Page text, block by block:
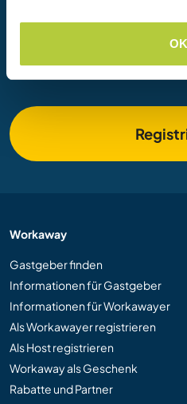
OK
erlebe einzigartige
Workaway
Gastgeber finden
Informationen für Gastgeber
Informationen für Workawayer
Als Workawayer registrieren
Als Host registrieren
Workaway als Geschenk
Rabatte und Partner